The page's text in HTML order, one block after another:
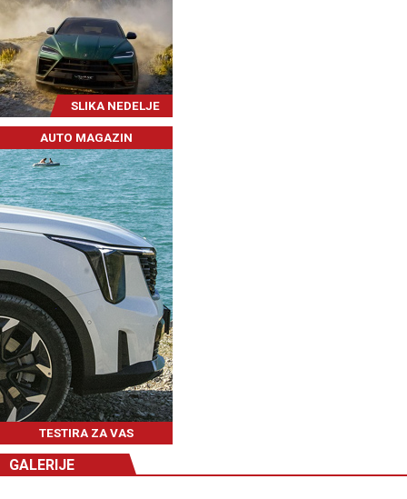
SLIKA NEDELJE
AUTO MAGAZIN
TESTIRA ZA VAS
GALERIJE